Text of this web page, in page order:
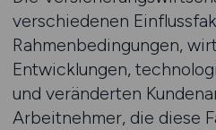
verschiedenen
Rahmenbedingungen,
Entwicklungen,
und veränderten
Arbeitnehmer, die diese